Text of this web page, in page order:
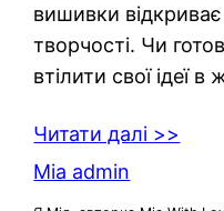
вишивки
творчості. Чи
втілити свої ідеї в
Читати далі >>
Mia admin